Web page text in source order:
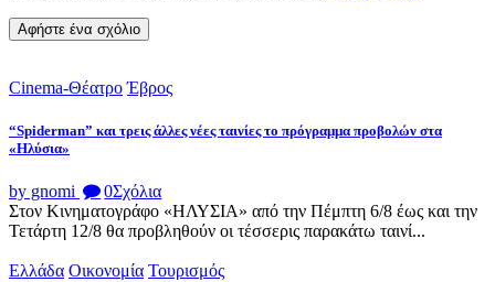
Cinema-Θέατρο Έβρος
“Spiderman” και τρεις άλλες νέες ταινίες το πρόγραμμα προβολών στα
«Ηλύσια»
by gnomi 0Σχόλια
Στον Κινηματογράφο «ΗΛΥΣΙΑ» από την Πέμπτη 6/8 έως και την
Τετάρτη 12/8 θα προβληθούν οι τέσσερις παρακάτω ταινί...
Ελλάδα Οικονομία Τουρισμός